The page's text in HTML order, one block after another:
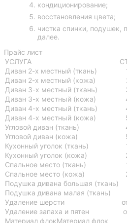
кондиционирование;
восстановления цвета;
чистка спинки, подушек,
далее.
Прайс лист
УСЛУГА
Диван 2-х местный (ткань)
Диван 2-х местный (кожа)
Диван 3-х местный (ткань)
Диван 3-х местный (кожа)
Диван 4-х местный (ткань)
Диван 4-х местный (кожа)
Угловой диван (ткань)
Угловой диван (кожа)
Кухонный уголок (ткань)
Кухонный уголок (кожа)
Спальное место (ткань)
Спальное место (кожа)
Подушка дивана большая (ткань)
Подушка дивана малая (ткань)
Удаление шерсти
Удаление запаха и пятен
Материал флокМатериал флок